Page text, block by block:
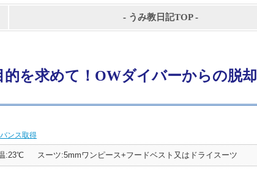
- うみ教日記TOP-
を求めて！OWダイバーからの脱却
ンス取得
:23℃ スーツ:5mmワンピース+フードベスト又はドライスーツ